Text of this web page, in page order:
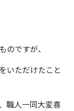
のですが、
いただけたこと
職人一同大変喜